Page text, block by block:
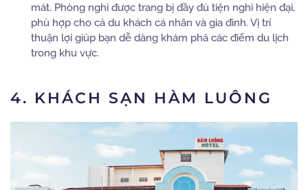
mát. Phòng nghỉ được trang bị đầy đủ tiện nghi hiện đại,
phù hợp cho cả du khách cá nhân và gia đình. Vị trí
thuận lợi giúp bạn dễ dàng khám phá các điểm du lịch
trong khu vực.
4. KHÁCH SẠN HÀM LUÔNG